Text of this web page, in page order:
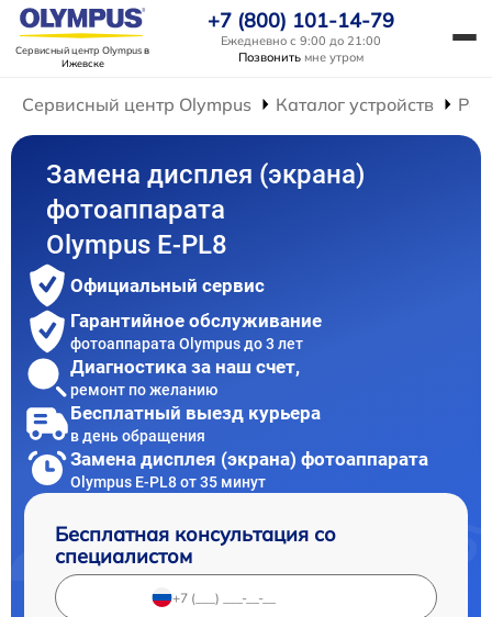
Сервисный центр Olympusв
Ижевске
+7 (800) 101-14-79
Ежедневно с 9:00 до 21:00
Позвонить мне утром
Сервисный центр Olympus Каталог устройств
Замена дисплея (экрана)
фотоаппарата
Olympus E-PL8
Официальный сервис
Гарантийное обслуживание
фотоаппарата Olympus до 3 лет
Диагностика за наш счет,
ремонт по желанию
Бесплатный выезд курьера
в день обращения
Замена дисплея (экрана) фотоаппарата
Olympus E-PL8 от 35 минут
Бесплатная консультация со
специалистом